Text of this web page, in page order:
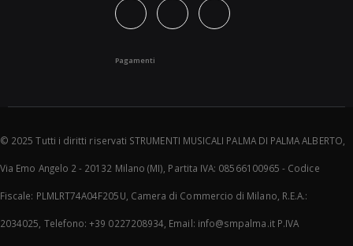
Pagamenti
© 2025 Tutti i diritti riservati STRUMENTI MUSICALI PALMA DI PALMA ALBERTO,
Via Emo Angelo 2 - 20132 Milano (MI), Partita IVA: 08566100965 - Codice
Fiscale: PLMLRT74A04F205U, Camera di Commercio di Milano, R.E.A.:
2034025, Telefono: +39 0227208934, Email: info@smpalma.it P.IVA